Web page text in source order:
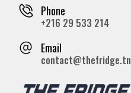
Phone
+216 29 533 214
Email
contact@thefridge.tn